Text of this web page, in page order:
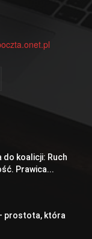
do koalicji: Ruch
Prawica...
prostota, która